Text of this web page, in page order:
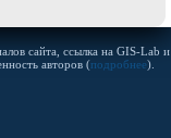
сайта, ссылка на GIS-Lab и
авторов (подробнее).